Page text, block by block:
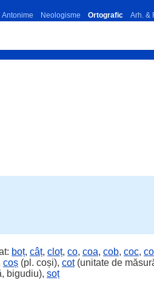
Antonime Neologisme Ortografic Arh. &
boț, câț, cloț, co, coa, cob, coc,
coș (pl. coși), cot(unitate de
bigudiu), soț